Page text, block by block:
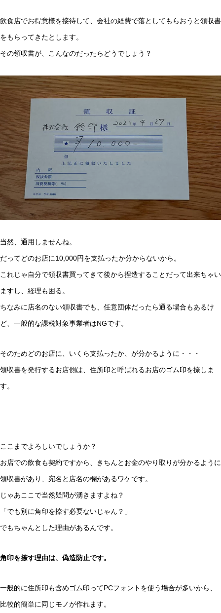
飲食店でお得意様を接待して、会社の経費で落としてもらおうと領収書
をもらってきたとします。
その領収書が、こんなのだったらどうでしょう？
当然、通用しませんね。
だってどのお店に10,000円を支払ったか分からないから。
これじゃ自分で領収書買ってきて後から捏造することだって出来ちゃい
ますし、経理も困る。
ちなみに店名のない領収書でも、任意団体だったら通る場合もあるけ
ど、一般的な課税対象事業者はNGです。
そのためどのお店に、いくら支払ったか、が分かるように・・・
領収書を発行するお店側は、住所印と呼ばれるお店のゴム印を捺しま
す。
ここまでよろしいでしょうか？
お店での飲食も契約ですから、きちんとお金のやり取りが分かるように
領収書があり、宛名と店名の欄があるワケです。
じゃあここで当然疑問が湧きますよね？
「でも別に角印を捺す必要ないじゃん？」
でもちゃんとした理由があるんです。
角印を捺す理由は、偽造防止です。
一般的に住所印も含めゴム印ってPCフォントを使う場合が多いから、
比較的簡単に同じモノが作れます。